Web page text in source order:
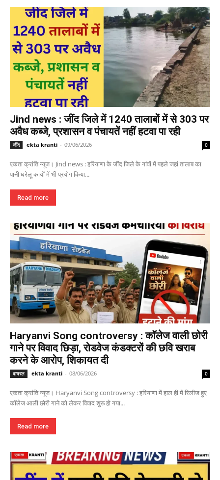
Jind news : जींद जिले में 1240 तालाबों में से 303 पर
अवैध कब्जे, प्रशासन व पंचायतें नहीं हटवा पा रही
जींद ekta kranti - 09/06/2026 0
एकता क्रांति न्यूज। Jind news : हरियाणा के जींद जिले के गांवों में पहले जहां तालाब का
पानी घरेलू कार्यों में भी प्रयोग किया...
Read more
Haryanvi Song controversy : कॉलेज वाली छोरी
गाने पर विवाद छिड़ा, रोडवेज कंडक्टरों की छवि खराब
करने के आरोप, शिकायत दी
वायरल ekta kranti - 08/06/2026 0
एकता क्रांति न्यूज। Haryanvi Song controversy : हरियाणा में हाल ही में रिलीज हुए
कॉलेज आली छोरी गाने को लेकर विवाद शुरू हो गया...
Read more